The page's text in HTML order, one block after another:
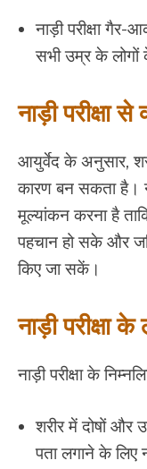
नाड़ी परीक्षा
सभी उम्र के
नाड़ी परीक्षा
आयुर्वेद के अनुसार,
कारण बन सकता है।
मूल्यांकन करना है
पहचान हो सके और
किए जा सकें।
नाड़ी परीक्षा के
नाड़ी परीक्षा के
शरीर में दोषों
पता लगाने के लिए